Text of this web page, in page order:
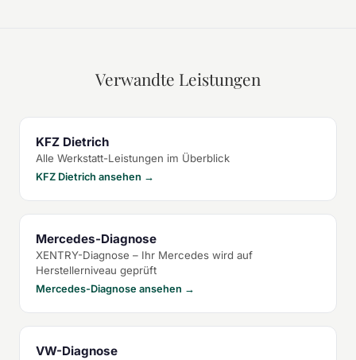
Verwandte Leistungen
KFZ Dietrich
Alle Werkstatt-Leistungen im Überblick
KFZ Dietrich ansehen →
Mercedes-Diagnose
XENTRY-Diagnose – Ihr Mercedes wird auf
Herstellerniveau geprüft
Mercedes-Diagnose ansehen →
VW-Diagnose